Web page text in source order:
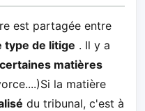
est partagée entre
type de litige . Il y a
matières
la matière
du tribunal, c'est à